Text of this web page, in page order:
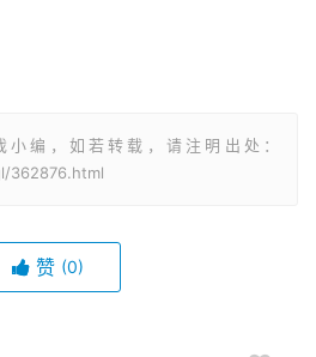
编，如若转载，请注明出处：
362876.html
赞 (0)